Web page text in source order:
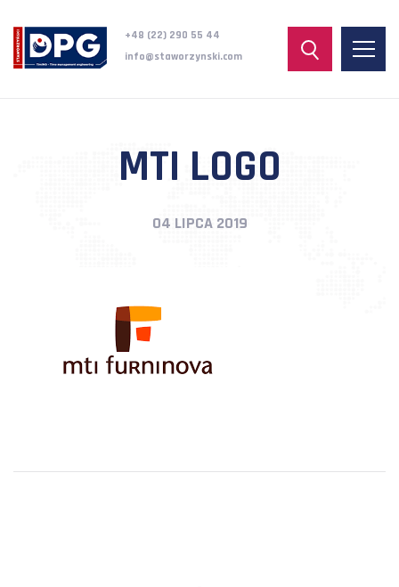
+48 (22) 290 55 44
info@staworzynski.com
MTI LOGO
04 LIPCA 2019